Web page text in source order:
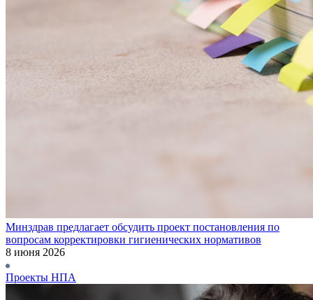
Минздрав предлагает обсудить проект постановления по
вопросам корректировки гигиенических нормативов
8 июня 2026
Проекты НПА